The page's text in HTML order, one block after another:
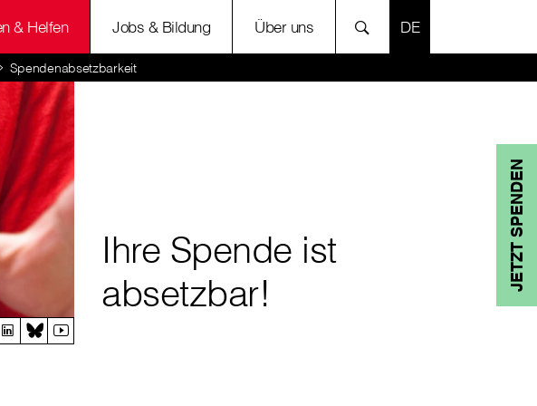
& Helfen Jobs & Bildung Über uns SPRACHE
Spendenabsetzbarkeit
JETZT SPENDEN
Ihre Spende ist
absetzbar!